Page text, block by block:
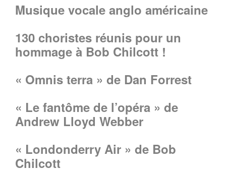
Musique vocale anglo américaine
130 choristes réunis pour un
hommage à Bob Chilcott !
« Omnis terra » de Dan Forrest
« Le fantôme de l’opéra » de
Andrew Lloyd Webber
« Londonderry Air » de Bob
Chilcott